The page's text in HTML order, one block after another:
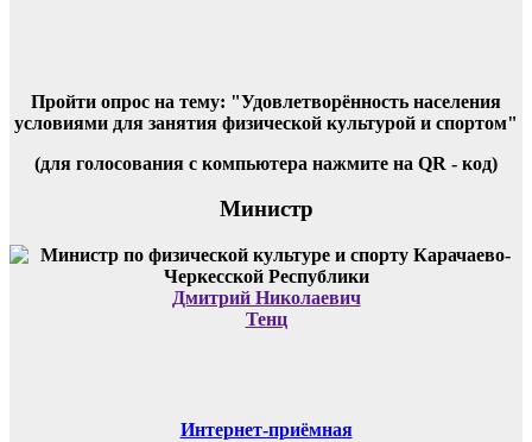
Пройти опрос на тему: "Удовлетворённость населения
условиями для занятия физической культурой и спортом"
(для голосования с компьютера нажмите на QR - код)
Министр
Дмитрий Николаевич
Тенц
Интернет-приёмная